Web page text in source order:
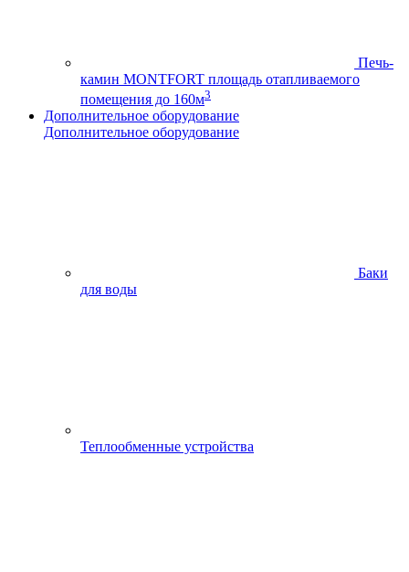
Печь-
камин MONTFORT площадь отапливаемого
помещения до 160м3
Дополнительное оборудование
Дополнительное оборудование
Баки
для воды
Теплообменные устройства